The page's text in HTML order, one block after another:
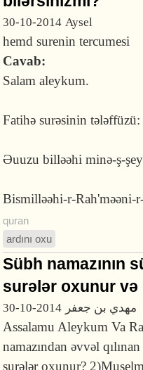
30-10-2014 Aysel
hemd surenin tercumesi
Cavab:
Salam aleykum.
Fatihə surəsinin tələffüzü:
Əuuzu billəəhi minə-ş-
Bismilləəhi-r-Rah'məəni-
quran
ardını oxu
Sübh namazının
surələr oxunur
30-10-2014 مهدي بن جعفر
Assalamu Aleykum Va
namazından əvvəl
surələr oxunur?